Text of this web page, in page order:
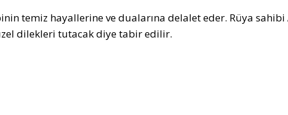
temiz hayallerine ve dualarına delalet eder. Rüya sahibi
dilekleri tutacak diye tabir edilir.